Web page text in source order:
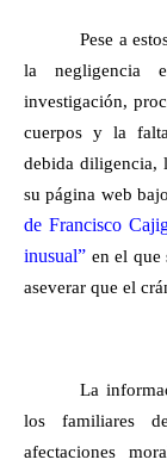
Pese a
la negligencia
investigación,
cuerpos y la
debida diligencia,
su página web
de Francisco
inusual” en el que
aseverar que el
La
los familiares
afectaciones